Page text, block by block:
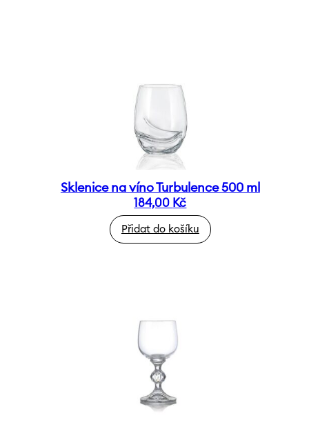
Sklenice na víno Turbulence 500 ml
184,00 Kč
Přidat do košíku